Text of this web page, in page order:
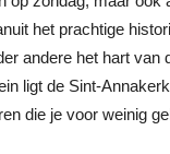
het prachtige
andere het hart
ligt de Sint-
die je voor weinig